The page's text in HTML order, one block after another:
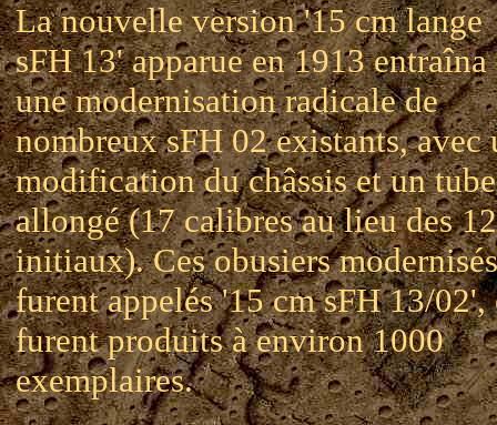
La nouvelle version '15 cm lange
sFH 13' apparue en 1913 entraîna
une modernisation radicale de
nombreux sFH 02 existants, avec
modification du châssis et un tube
allongé (17 calibres au lieu des 12
initiaux). Ces obusiers modernisés
furent appelés '15 cm sFH 13/02',
furent produits à environ 1000
exemplaires.